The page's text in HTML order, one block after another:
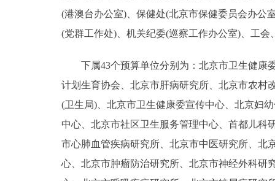
(港澳台办公室)、保健处(北京市保健委员会办公
(党群工作处)、机关纪委(巡察工作办公室)、工会
下属43个预算单位分别为：北京市卫生健康
计划生育协会、北京市肝病研究所、北京市农村
(卫生局)、北京市卫生健康委宣传中心、北京妇
中心、北京市社区卫生服务管理中心、首都儿科
市心肺血管疾病研究所、北京市中医研究所、北
心、北京市肿瘤防治研究所、北京市神经外科研